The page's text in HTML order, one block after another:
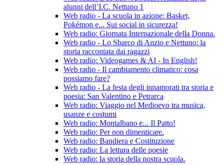
alunni dell’I.C. Nettuno 1
Web radio - La scuola in azione: Basket,
Pokémon e... Sui social in sicurezza!
Web radio: Giornata Internazionale della Donna.
Web radio - Lo Sbarco di Anzio e Nettuno: la
storia raccontata dai ragazzi
Web radio: Videogames & AI - In English!
Web radio - Il cambiamento climatico: cosa
possiamo fare?
Web radio - La festa degli innamorati tra storia e
poesia: San Valentino e Petrarca
Web radio: Viaggio nel Medioevo tra musica,
usanze e costumi
Web radio: Montalbano e... Il Patto!
Web radio: Per non dimenticare.
Web radio: Bandiera e Costituzione
Web radio: La lettura delle poesie
Web radio: la storia della nostra scuola.